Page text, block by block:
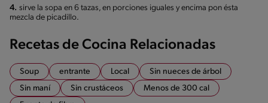
4. sirve la sopa en 6 tazas, en porciones iguales y encima pon ésta
mezcla de picadillo.
Recetas de Cocina Relacionadas
Soup entrante Local
Sin nueces de árbol
Sin maní
Sin crustáceos
Menos de 300 cal